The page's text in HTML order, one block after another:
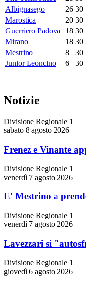
Albignasego
26 30
Marostica
20 30
Guerriero Padova
18 30
Mirano
18 30
Mestrino
8
30
Junior Leoncino
6 30
Notizie
Divisione Regionale 1
sabato 8 agosto 2026
Frenez e Vinante
Divisione Regionale 1
venerdì 7 agosto 2026
E' Mestrino a
Divisione Regionale 1
venerdì 7 agosto 2026
Lavezzari si
Divisione Regionale 1
giovedì 6 agosto 2026